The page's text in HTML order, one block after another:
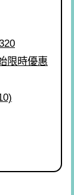
限時優惠